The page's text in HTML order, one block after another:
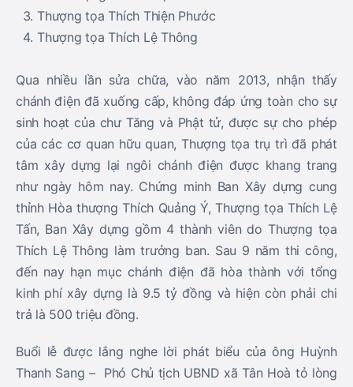
Thượng tọa Thích Thiện Phước
Thượng tọa Thích Lệ Thông
Qua nhiều lần sửa chữa, vào năm 2013, nhận thấy
chánh điện đã xuống cấp, không đáp ứng toàn cho sự
sinh hoạt của chư Tăng và Phật tử, được sự cho phép
của các cơ quan hữu quan, Thượng tọa trụ trì đã phát
tâm xây dựng lại ngôi chánh điện được khang trang
như ngày hôm nay. Chứng minh Ban Xây dựng cung
thỉnh Hòa thượng Thích Quảng Ý, Thượng tọa Thích Lệ
Tấn, Ban Xây dựng gồm 4 thành viên do Thượng tọa
Thích Lệ Thông làm trưởng ban. Sau 9 năm thi công,
đến nay hạn mục chánh điện đã hòa thành với tổng
kinh phí xây dựng là 9.5 tỷ đồng và hiện còn phải chi
trả là 500 triệu đồng.
Buổi lễ được lắng nghe lời phát biểu của ông Huỳnh
Thanh Sang – Phó Chủ tịch UBND xã Tân Hoà tỏ lòng